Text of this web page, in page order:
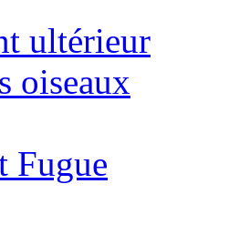
ultérieur
oiseaux
Fugue